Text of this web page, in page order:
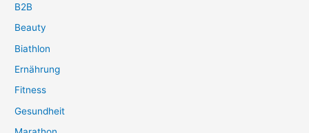
B2B
Beauty
Biathlon
Ernährung
Fitness
Gesundheit